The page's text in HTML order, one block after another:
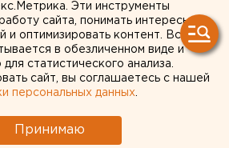
Эти инструменты
сайта, понимать интересы
и оптимизировать контент. Вся
в обезличенном виде и
статистического анализа.
сайт, вы соглашаетесь с нашей
персональных данных
Принимаю